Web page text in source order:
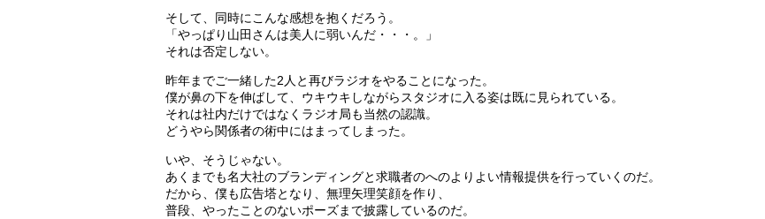
そして、同時にこんな感想を抱くだろう。
「やっぱり山田さんは美人に弱いんだ・・・。」
それは否定しない。
昨年までご一緒した2人と再びラジオをやることになった。
僕が鼻の下を伸ばして、ウキウキしながらスタジオに入る姿は既に見られている。
それは社内だけではなくラジオ局も当然の認識。
どうやら関係者の術中にはまってしまった。
いや、そうじゃない。
あくまでも名大社のブランディングと求職者のへのよりよい情報提供を行っていくのだ。
だから、僕も広告塔となり、無理矢理笑顔を作り、
普段、やったことのないポーズまで披露しているのだ。